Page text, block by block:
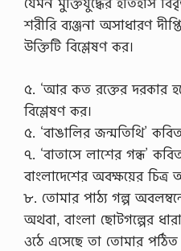
শরীরি ব্যঞ্জনা অসাধারণ
উক্তিটি বিশ্লেষণ কর।
৫. ‘আর কত রক্তের দরকার
বিশ্লেষণ কর।
৫. ‘বাঙালির জন্মতিথি’
৭. ‘বাতাসে লাশের গন্ধ’
বাংলাদেশের অবক্ষয়ের চিত্র
৮. তোমার পাঠ্য গল্প
অথবা, বাংলা ছোটগল্পের
ওঠে এসেছে তা তোমার